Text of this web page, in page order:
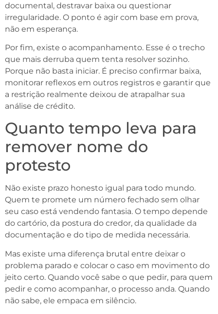
documental, destravar baixa ou questionar
irregularidade. O ponto é agir com base em prova,
não em esperança.
Por fim, existe o acompanhamento. Esse é o trecho
que mais derruba quem tenta resolver sozinho.
Porque não basta iniciar. É preciso confirmar baixa,
monitorar reflexos em outros registros e garantir que
a restrição realmente deixou de atrapalhar sua
análise de crédito.
Quanto tempo leva para
remover nome do
protesto
Não existe prazo honesto igual para todo mundo.
Quem te promete um número fechado sem olhar
seu caso está vendendo fantasia. O tempo depende
do cartório, da postura do credor, da qualidade da
documentação e do tipo de medida necessária.
Mas existe uma diferença brutal entre deixar o
problema parado e colocar o caso em movimento do
jeito certo. Quando você sabe o que pedir, para quem
pedir e como acompanhar, o processo anda. Quando
não sabe, ele empaca em silêncio.